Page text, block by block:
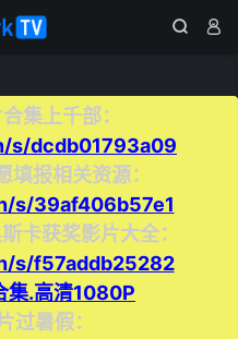
 
集上千部：
s/dcdb01793a09
填报相关资源：
s/39af406b57e1
获奖影片大全：
s/f57addb25282
集.高清1080P
过暑假：